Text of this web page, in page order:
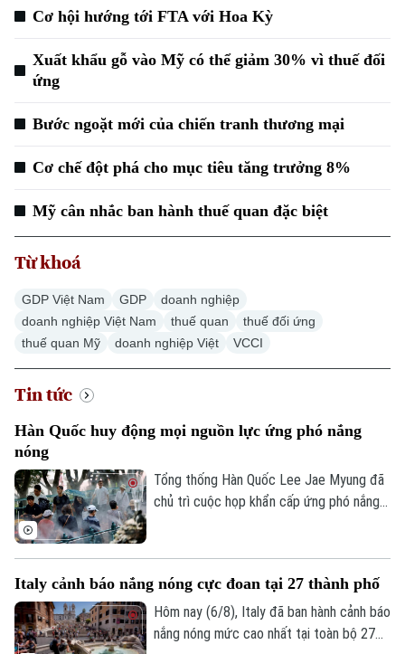
Xu hướng
Cơ hội hướng tới FTA với Hoa Kỳ
Xuất khẩu gỗ vào Mỹ có thể giảm 30% vì thuế đối
ứng
Bước ngoặt mới của chiến tranh thương mại
Cơ chế đột phá cho mục tiêu tăng trưởng 8%
Mỹ cân nhắc ban hành thuế quan đặc biệt
Từ khoá
GDP Việt Nam GDP
doanh nghiệp
doanh nghiệp Việt Nam
thuế quan
thuế đối ứng
thuế quan Mỹ
doanh nghiệp Việt VCCI
Tin tức
Hàn Quốc huy động mọi nguồn lực ứng phó nắng
nóng
Tổng thống Hàn Quốc Lee Jae Myung đã
chủ trì cuộc họp khẩn cấp ứng phó nắng
báo đạt đỉnh tại thủ đô Seoul trong ngày
6/8, với nhiệt độ có thể lên tới 39 độ C.
Thời tiết cực đoan này đến nay đã khiến
Italy cảnh báo nắng nóng cực đoan tại 27 thành phố
Hôm nay (6/8), Italy đã ban hành cảnh báo
nắng nóng mức cao nhất tại toàn bộ 27